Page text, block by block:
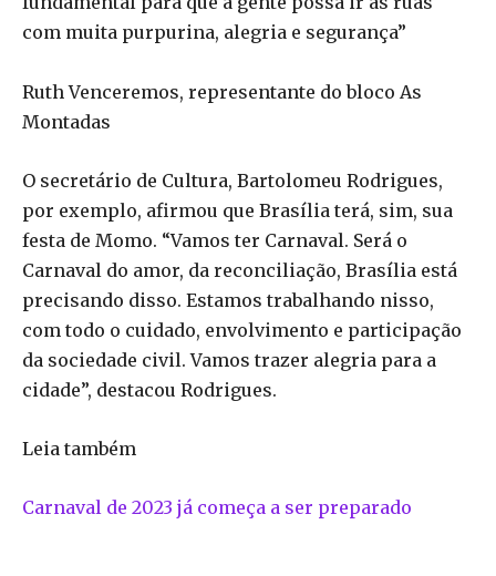
com muita purpurina, alegria e segurança”
Ruth Venceremos, representante do bloco As
Montadas
O secretário de Cultura, Bartolomeu Rodrigues,
por exemplo, afirmou que Brasília terá, sim, sua
festa de Momo. “Vamos ter Carnaval. Será o
Carnaval do amor, da reconciliação, Brasília está
precisando disso. Estamos trabalhando nisso,
com todo o cuidado, envolvimento e participação
da sociedade civil. Vamos trazer alegria para a
cidade”, destacou Rodrigues.
Leia também
Carnaval de 2023 já começa a ser preparado